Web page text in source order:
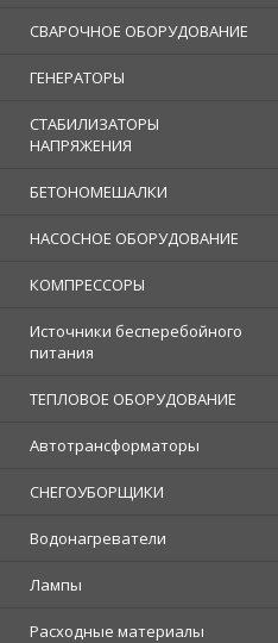
СВАРОЧНОЕ ОБОРУДОВАНИЕ
ГЕНЕРАТОРЫ
СТАБИЛИЗАТОРЫ
НАПРЯЖЕНИЯ
БЕТОНОМЕШАЛКИ
НАСОСНОЕ ОБОРУДОВАНИЕ
КОМПРЕССОРЫ
Источники бесперебойного
питания
ТЕПЛОВОЕ ОБОРУДОВАНИЕ
Автотрансформаторы
СНЕГОУБОРЩИКИ
Водонагреватели
Лампы
Расходные материалы